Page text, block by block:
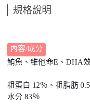
規格說明
內容/成分
鮪魚、維他命E、DHA
粗蛋白 12％、粗脂肪
水分 83％